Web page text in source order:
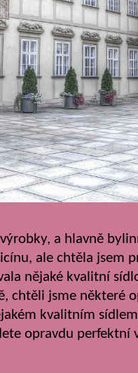
a hlavně
ale chtěla jsem
nějaké kvalitní
chtěli jsme některé
kvalitním
opravdu